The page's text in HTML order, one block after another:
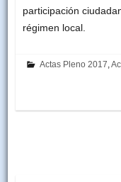
participación
régimen local.
Actas Pleno 2017 ,